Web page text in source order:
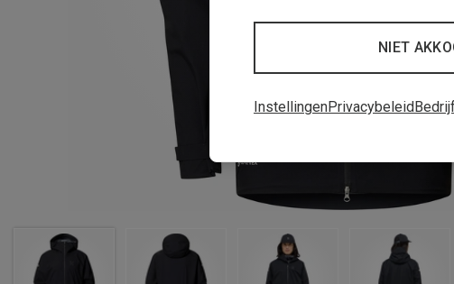
NIET
InstellingenPrivacybeleid